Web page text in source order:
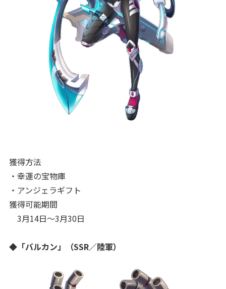
獲得方法
・幸運の宝物庫
・アンジェラギフト
獲得可能期間
3月14日～3月30日
◆「バルカン」（SSR／陸軍）